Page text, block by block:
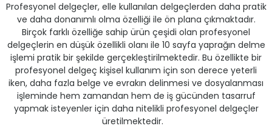
Profesyonel delgeçler, elle kullanılan delgeçlerden daha pratik
ve daha donanımlı olma özelliği ile ön plana çıkmaktadır.
Birçok farklı özelliğe sahip ürün çeşidi olan profesyonel
delgeçlerin en düşük özellikli olanı ile 10 sayfa yaprağın delme
işlemi pratik bir şekilde gerçekleştirilmektedir. Bu özellikte bir
profesyonel delgeç kişisel kullanım için son derece yeterli
iken, daha fazla belge ve evrakın delinmesi ve dosyalanması
işleminde hem zamandan hem de iş gücünden tasarruf
yapmak isteyenler için daha nitelikli profesyonel delgeçler
üretilmektedir.